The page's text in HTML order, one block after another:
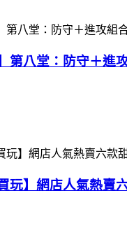
第八堂：防守＋進
玩】網店人氣熱賣